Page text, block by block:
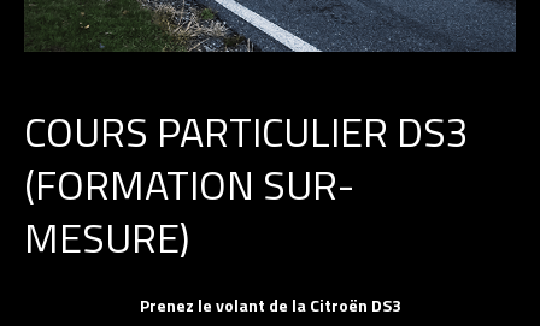
COURS PARTICULIER DS3
(FORMATION SUR-
MESURE)
Prenez le volant de la Citroën DS3